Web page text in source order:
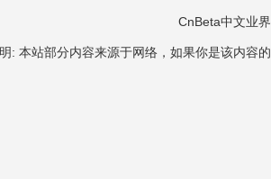
CnBeta中文业
: 本站部分内容来源于网络，如果你是该内容